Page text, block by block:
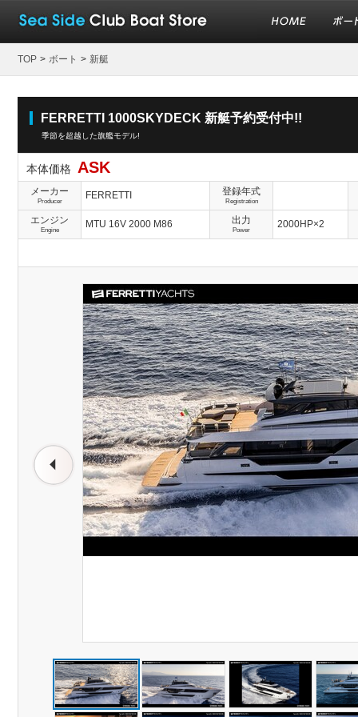
TOP > ボート > 新艇
FERRETTI 1000SKYDECK 新艇予約受付中!!
季節を超越した旗艦モデル!
本体価格 ASK
メーカー
Producer
FERRETTI 登録年式
Registration
エンジン
Engine
MTU 16V 2000 M86 出力
Power
2000HP×2